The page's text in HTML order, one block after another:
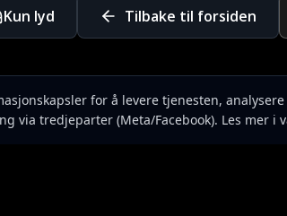
Kun lyd Tilbake til forsiden
for å levere tjenesten,
via tredjeparter (Meta/Facebook). Les mer i